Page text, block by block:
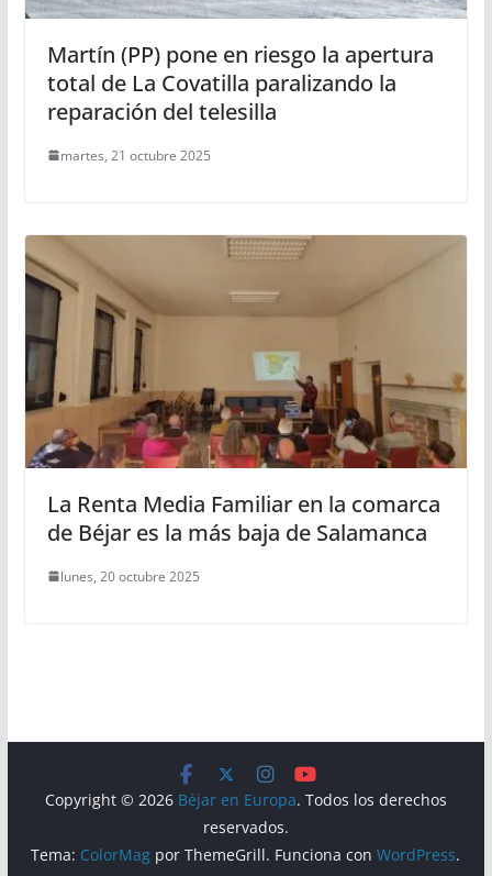
Martín (PP) pone en riesgo la apertura
total de La Covatilla paralizando la
reparación del telesilla
martes, 21 octubre 2025
La Renta Media Familiar en la comarca
de Béjar es la más baja de Salamanca
lunes, 20 octubre 2025
Copyright © 2026 Béjar en Europa. Todos los derechos
reservados.
Tema: ColorMag por ThemeGrill. Funciona conWordPress.